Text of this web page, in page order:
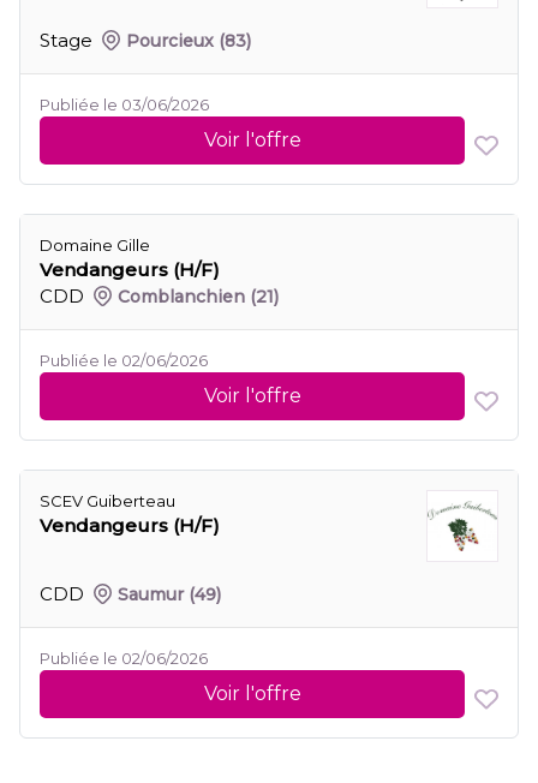
Stage Pourcieux (83)
Publiée le 03/06/2026
Voir l'offre
Domaine Gille
Vendangeurs (H/F)
CDD
Comblanchien (21)
Publiée le 02/06/2026
Voir l'offre
SCEV Guiberteau
Vendangeurs (H/F)
CDD Saumur (49)
Publiée le 02/06/2026
Voir l'offre